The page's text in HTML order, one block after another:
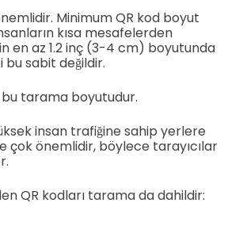
Minimum QR kod boyut
kısa mesafelerden
en az 1.2 inç (3-4 cm) boyutunda
bu sabit değildir.
tarama boyutudur.
insan trafiğine sahip yerlere
çok önemlidir, böylece tarayıcılar
QR kodları tarama da dahildir: